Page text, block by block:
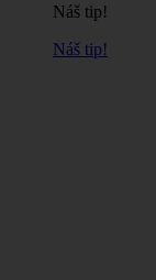
Náš tip!
Náš tip!